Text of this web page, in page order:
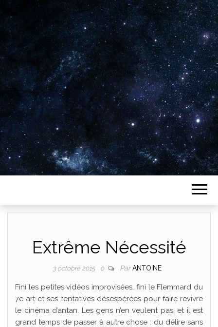
Plus de 2800 critiques de films
Extrême Nécessité
3 octobre 2015 0 ParANTOINE
Fini les petites vidéos improvisées, fini le Flemmard du
7e art et ses tentatives désespérées pour faire revivre
le cinéma d’antan. Les gens n’en veulent pas, et il est
grand temps de passer à autre chose : du délire sans